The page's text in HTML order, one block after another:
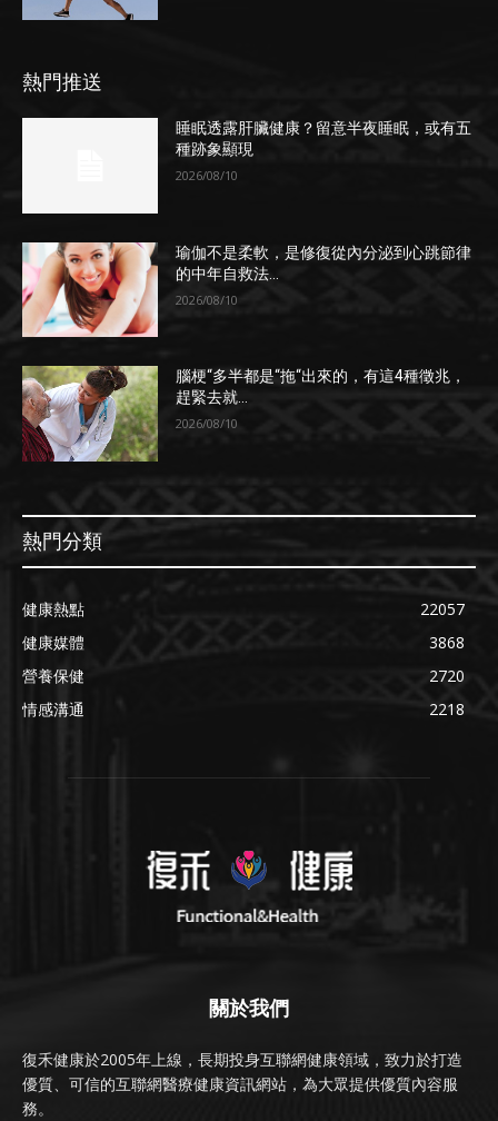
熱門推送
睡眠透露肝臟健康？留意半夜睡眠，或有五
種跡象顯現
2026/08/10
瑜伽不是柔軟，是修復從內分泌到心跳節律
的中年自救法...
2026/08/10
腦梗“多半都是“拖“出來的，有這4種徵兆，
趕緊去就...
2026/08/10
熱門分類
健康熱點
22057
健康媒體
3868
營養保健
2720
情感溝通
2218
關於我們
復禾健康於2005年上線，長期投身互聯網健康領域，致力於打造
優質、可信的互聯網醫療健康資訊網站，為大眾提供優質內容服
務。